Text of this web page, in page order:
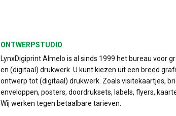
ONTWERPSTUDIO
LynxDigiprint Almelo is al sinds 1999 het bureau voor
en (digitaal) drukwerk. U kunt kiezen uit een breed
ontwerp tot (digitaal) drukwerk. Zoals visitekaartjes,
enveloppen, posters, doordruksets, labels, flyers,
Wij werken tegen betaalbare tarieven.